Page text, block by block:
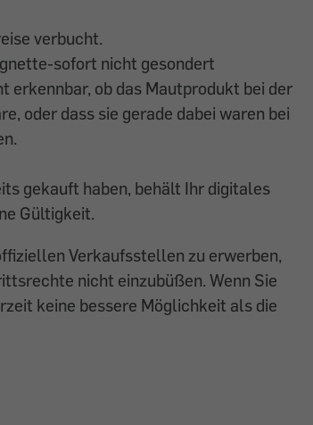
verbucht.
sofort nicht gesondert
erkennbar, ob das Mautprodukt bei der
oder dass sie gerade dabei waren bei
gekauft haben, behält Ihr digitales
Gültigkeit.
Verkaufsstellen zu erwerben,
nicht einzubüßen. Wenn Sie
keine bessere Möglichkeit als die